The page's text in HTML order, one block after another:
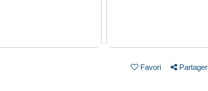
Favori Partager